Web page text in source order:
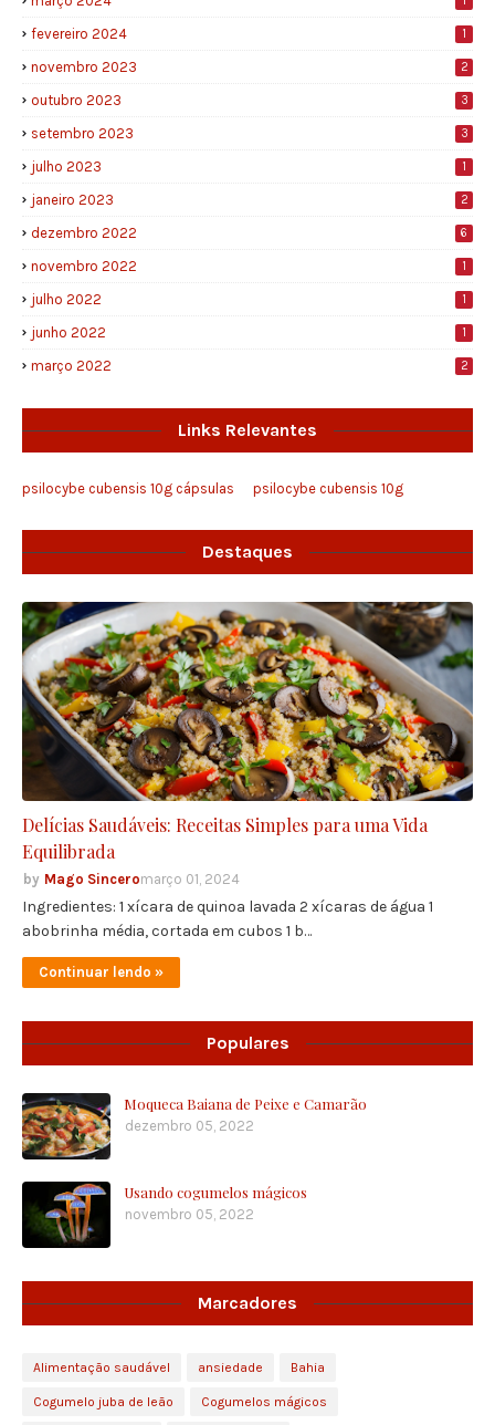
fevereiro 2024 1
novembro 2023 2
outubro 2023 3
setembro 2023 3
julho 2023 1
janeiro 2023 2
dezembro 2022 6
novembro 2022 1
julho 2022 1
junho 2022 1
março 2022 2
Links Relevantes
psilocybe cubensis 10g cápsulas psilocybe cubensis 10g
Destaques
Delícias Saudáveis: Receitas Simples para uma Vida
Equilibrada
Mago Sinceromarço 01, 2024
Ingredientes: 1 xícara de quinoa lavada 2 xícaras de água 1
abobrinha média, cortada em cubos 1 b…
Continuar lendo »
Populares
Moqueca Baiana de Peixe e Camarão
dezembro 05, 2022
Usando cogumelos mágicos
novembro 05, 2022
Marcadores
Alimentação saudável ansiedade Bahia
Cogumelo juba de leão Cogumelos mágicos